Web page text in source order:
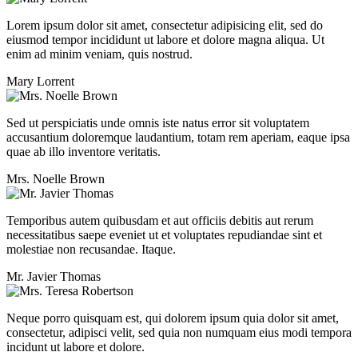
Lorem ipsum dolor sit amet, consectetur adipisicing elit, sed do
eiusmod tempor incididunt ut labore et dolore magna aliqua. Ut
enim ad minim veniam, quis nostrud.
Mary Lorrent
Sed ut perspiciatis unde omnis iste natus error sit voluptatem
accusantium doloremque laudantium, totam rem aperiam, eaque ipsa
quae ab illo inventore veritatis.
Mrs. Noelle Brown
Temporibus autem quibusdam et aut officiis debitis aut rerum
necessitatibus saepe eveniet ut et voluptates repudiandae sint et
molestiae non recusandae. Itaque.
Mr. Javier Thomas
Neque porro quisquam est, qui dolorem ipsum quia dolor sit amet,
consectetur, adipisci velit, sed quia non numquam eius modi tempora
incidunt ut labore et dolore.